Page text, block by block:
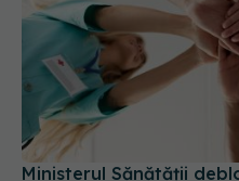
Ministerul Sănătății
posturi în spitale și
asistenți medicali vor fi